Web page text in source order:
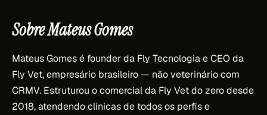
Sobre Mateus Gomes
Mateus Gomes é founder da Fly Tecnologia e CEO da
Fly Vet, empresário brasileiro — não veterinário com
CRMV. Estruturou o comercial da Fly Vet do zero desde
2018, atendendo clínicas de todos os perfis e